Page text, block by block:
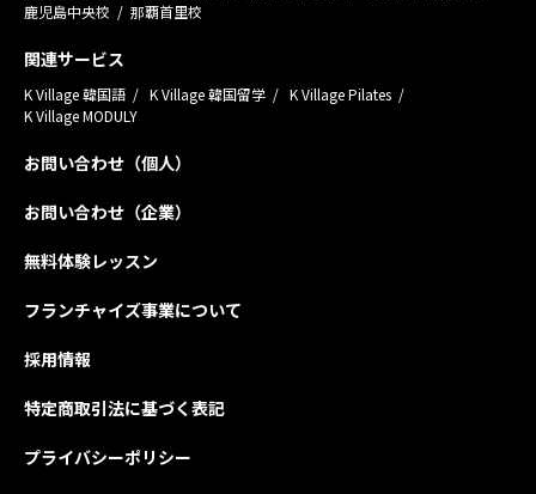
鹿児島中央校
那覇首里校
関連サービス
K Village 韓国語 K Village 韓国留学
K Village Pilates
K Village MODULY
お問い合わせ（個人）
お問い合わせ（企業）
無料体験レッスン
フランチャイズ事業について
採用情報
特定商取引法に基づく表記
プライバシーポリシー